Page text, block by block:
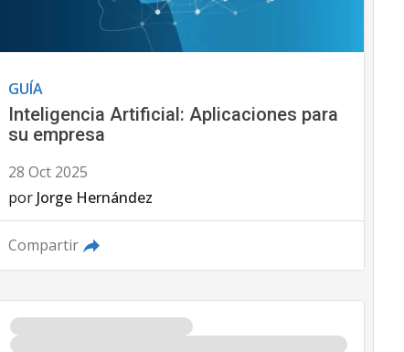
GUÍA
Inteligencia Artificial: Aplicaciones para
su empresa
28 Oct 2025
por Jorge Hernández
Compartir